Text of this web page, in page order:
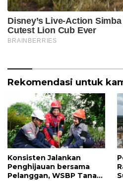
Rekomendasi untuk
Konsisten Jalankan
Penghijauan bersama
Pelanggan, WSBP Tanam